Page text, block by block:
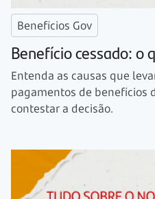
Benefícios Gov
Benefício cessado: o
Entenda as causas que
pagamentos de benefícios
contestar a decisão.